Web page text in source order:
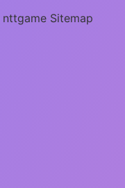
nttgame Sitemap